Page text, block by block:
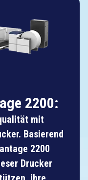
2200:
mit
Basierend
2200
Drucker